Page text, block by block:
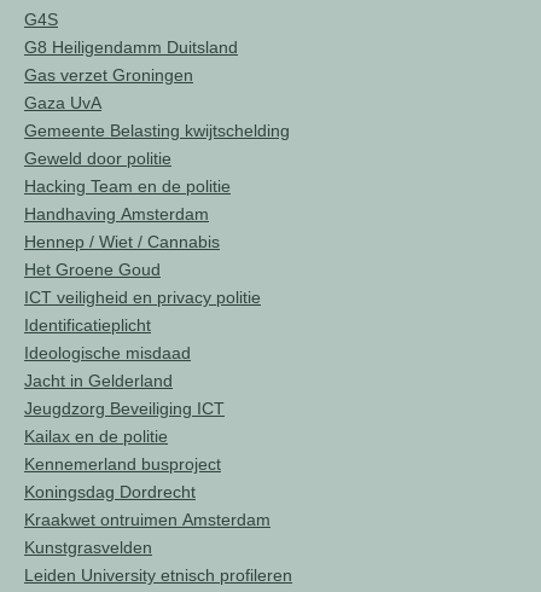
G4S
G8 Heiligendamm Duitsland
Gas verzet Groningen
Gaza UvA
Gemeente Belasting kwijtschelding
Geweld door politie
Hacking Team en de politie
Handhaving Amsterdam
Hennep / Wiet / Cannabis
Het Groene Goud
ICT veiligheid en privacy politie
Identificatieplicht
Ideologische misdaad
Jacht in Gelderland
Jeugdzorg Beveiliging ICT
Kailax en de politie
Kennemerland busproject
Koningsdag Dordrecht
Kraakwet ontruimen Amsterdam
Kunstgrasvelden
Leiden University etnisch profileren